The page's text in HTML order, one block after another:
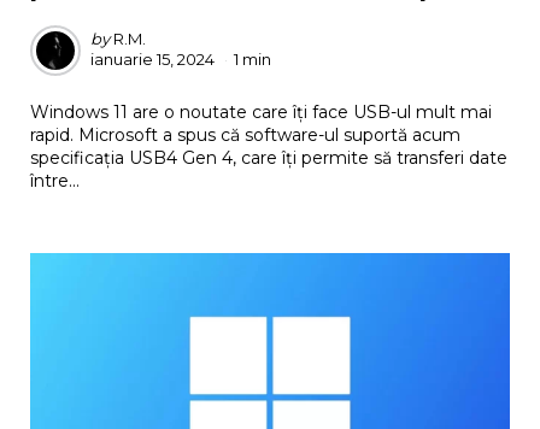
Posted
by
by R.M.
ianuarie 15, 2024
1 min
Windows 11 are o noutate care îți face USB-ul mult mai
rapid. Microsoft a spus că software-ul suportă acum
specificația USB4 Gen 4, care îți permite să transferi date
între...